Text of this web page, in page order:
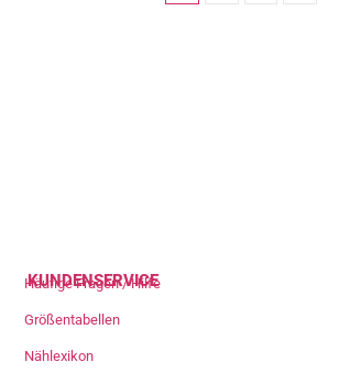
KUNDENSERVICE
Häufige Fragen / Hilfe
Größentabellen
Nählexikon